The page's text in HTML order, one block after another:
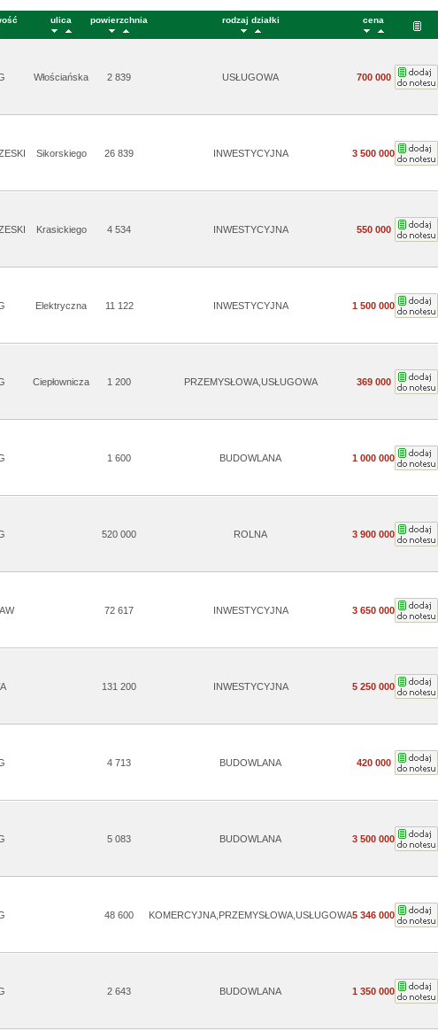
ulica powierzchnia rodzaj działki cena
Włościańska 2 839 USŁUGOWA 700 000
Sikorskiego 26 839 INWESTYCYJNA 3 500 000
Krasickiego 4 534 INWESTYCYJNA 550 000
Elektryczna 11 122 INWESTYCYJNA 1 500 000
Ciepłownicza 1 200 PRZEMYSŁOWA,USŁUGOWA 369 000
1 600 BUDOWLANA 1 000 000
520 000 ROLNA 3 900 000
72 617 INWESTYCYJNA 3 650 000
131 200 INWESTYCYJNA 5 250 000
4 713 BUDOWLANA 420 000
5 083 BUDOWLANA 3 500 000
48 600 KOMERCYJNA,PRZEMYSŁOWA,USŁUGOWA5 346 000
2 643 BUDOWLANA 1 350 000